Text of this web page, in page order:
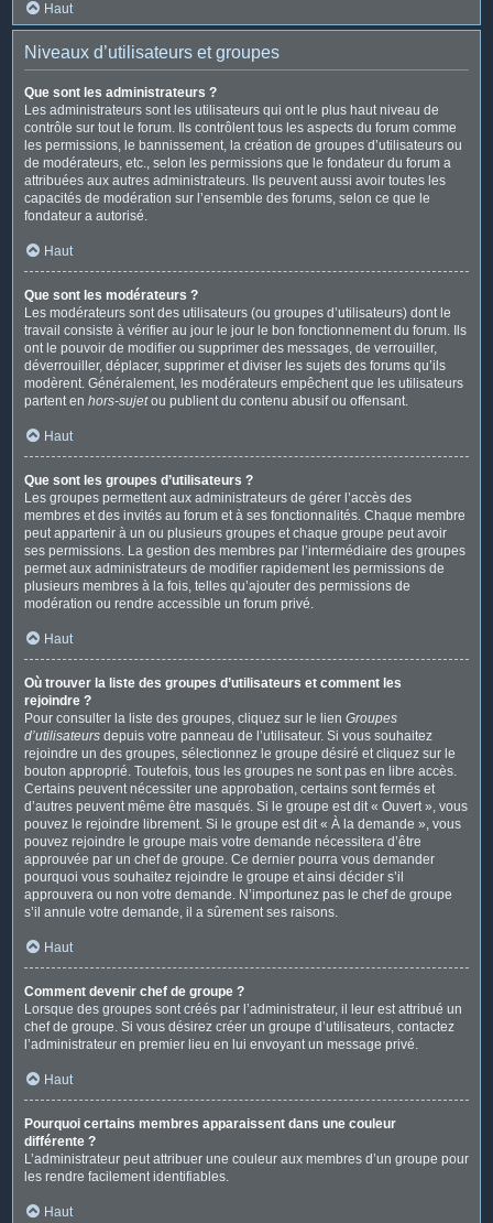
Haut
Niveaux d’utilisateurs et groupes
Que sont les administrateurs ?
Les administrateurs sont les utilisateurs qui ont le plus haut niveau de
contrôle sur tout le forum. Ils contrôlent tous les aspects du forum comme
les permissions, le bannissement, la création de groupes d’utilisateurs ou
de modérateurs, etc., selon les permissions que le fondateur du forum a
attribuées aux autres administrateurs. Ils peuvent aussi avoir toutes les
capacités de modération sur l’ensemble des forums, selon ce que le
fondateur a autorisé.
Haut
Que sont les modérateurs ?
Les modérateurs sont des utilisateurs (ou groupes d’utilisateurs) dont le
travail consiste à vérifier au jour le jour le bon fonctionnement du forum. Ils
ont le pouvoir de modifier ou supprimer des messages, de verrouiller,
déverrouiller, déplacer, supprimer et diviser les sujets des forums qu’ils
modèrent. Généralement, les modérateurs empêchent que les utilisateurs
partent en hors-sujetou publient du contenu abusif ou offensant.
Haut
Que sont les groupes d’utilisateurs ?
Les groupes permettent aux administrateurs de gérer l’accès des
membres et des invités au forum et à ses fonctionnalités. Chaque membre
peut appartenir à un ou plusieurs groupes et chaque groupe peut avoir
ses permissions. La gestion des membres par l’intermédiaire des groupes
permet aux administrateurs de modifier rapidement les permissions de
plusieurs membres à la fois, telles qu’ajouter des permissions de
modération ou rendre accessible un forum privé.
Haut
Où trouver la liste des groupes d’utilisateurs et comment les
rejoindre ?
Pour consulter la liste des groupes, cliquez sur le lien Groupes
d’utilisateurs depuis votre panneau de l’utilisateur. Si vous souhaitez
rejoindre un des groupes, sélectionnez le groupe désiré et cliquez sur le
bouton approprié. Toutefois, tous les groupes ne sont pas en libre accès.
Certains peuvent nécessiter une approbation, certains sont fermés et
d’autres peuvent même être masqués. Si le groupe est dit « Ouvert », vous
pouvez le rejoindre librement. Si le groupe est dit « À la demande », vous
pouvez rejoindre le groupe mais votre demande nécessitera d’être
approuvée par un chef de groupe. Ce dernier pourra vous demander
pourquoi vous souhaitez rejoindre le groupe et ainsi décider s’il
approuvera ou non votre demande. N’importunez pas le chef de groupe
s’il annule votre demande, il a sûrement ses raisons.
Haut
Comment devenir chef de groupe ?
Lorsque des groupes sont créés par l’administrateur, il leur est attribué un
chef de groupe. Si vous désirez créer un groupe d’utilisateurs, contactez
l’administrateur en premier lieu en lui envoyant un message privé.
Haut
Pourquoi certains membres apparaissent dans une couleur
différente ?
L’administrateur peut attribuer une couleur aux membres d’un groupe pour
les rendre facilement identifiables.
Haut